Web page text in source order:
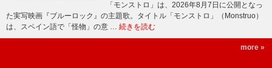
「モンストロ」は、2026年8月7日に公開となっ
た実写映画『ブルーロック』の主題歌。タイトル「モンストロ」（Monstruo）
は、スペイン語で「怪物」の意 … 続きを読む
more »